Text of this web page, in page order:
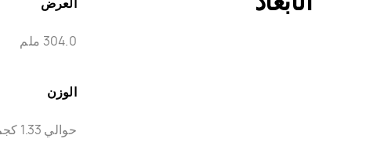
304.0 ملم
الوزن
حوالي 1.33 كجم